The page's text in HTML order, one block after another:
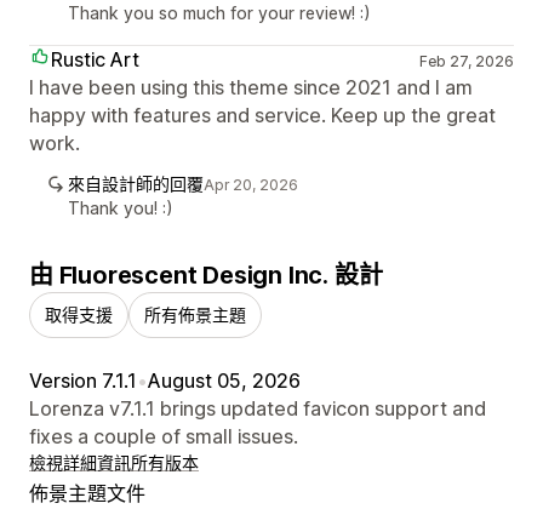
Thank you so much for your review! :)
Rustic Art Feb 27, 2026
I have been using this theme since 2021 and I am
happy with features and service. Keep up the great
work.
來自設計師的回覆Apr 20, 2026
Thank you! :)
由 Fluorescent Design Inc. 設計
取得支援 所有佈景主題
Version 7.1.1 •August 05, 2026
Lorenza v7.1.1 brings updated favicon support and
fixes a couple of small issues.
檢視詳細資訊所有版本
佈景主題文件